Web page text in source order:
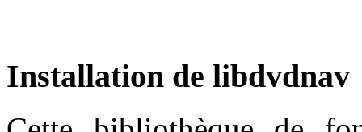
Installation de libdvdnav